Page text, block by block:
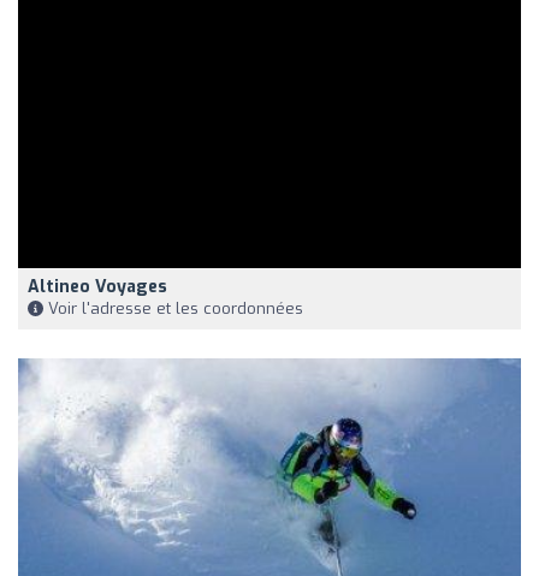
Altineo Voyages
Voir l'adresse et les coordonnées